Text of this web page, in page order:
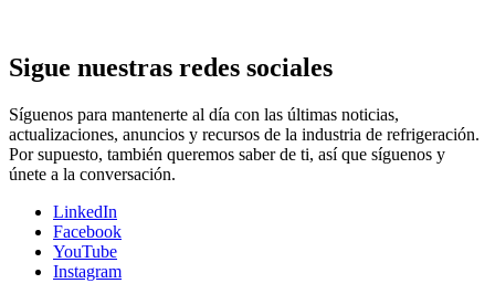
Sigue nuestras redes sociales
Síguenos para mantenerte al día con las últimas noticias,
actualizaciones, anuncios y recursos de la industria de refrigeración.
Por supuesto, también queremos saber de ti, así que síguenos y
únete a la conversación.
LinkedIn
Facebook
YouTube
Instagram